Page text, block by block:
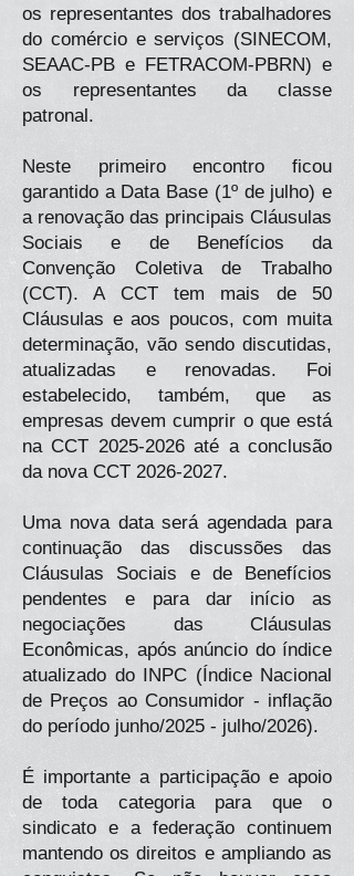
os representantes dos trabalhadores
do comércio e serviços (SINECOM,
SEAAC-PB e FETRACOM-PBRN) e
os representantes da classe
patronal.
Neste primeiro encontro ficou
garantido a Data Base (1º de julho) e
a renovação das principais Cláusulas
Sociais e de Benefícios da
Convenção Coletiva de Trabalho
(CCT). A CCT tem mais de 50
Cláusulas e aos poucos, com muita
determinação, vão sendo discutidas,
atualizadas e renovadas. Foi
estabelecido, também, que as
empresas devem cumprir o que está
na CCT 2025-2026até a conclusão
da nova CCT 2026-2027.
Uma nova data será agendada para
continuação das discussões das
Cláusulas Sociais e de Benefícios
pendentes e para dar início as
negociações das Cláusulas
Econômicas, após anúncio do índice
atualizado do INPC (Índice Nacional
de Preços ao Consumidor - inflação
do período junho/2025 - julho/2026).
É importante a participação e apoio
de toda categoria para que o
sindicato e a federação continuem
mantendo os direitos e ampliando as